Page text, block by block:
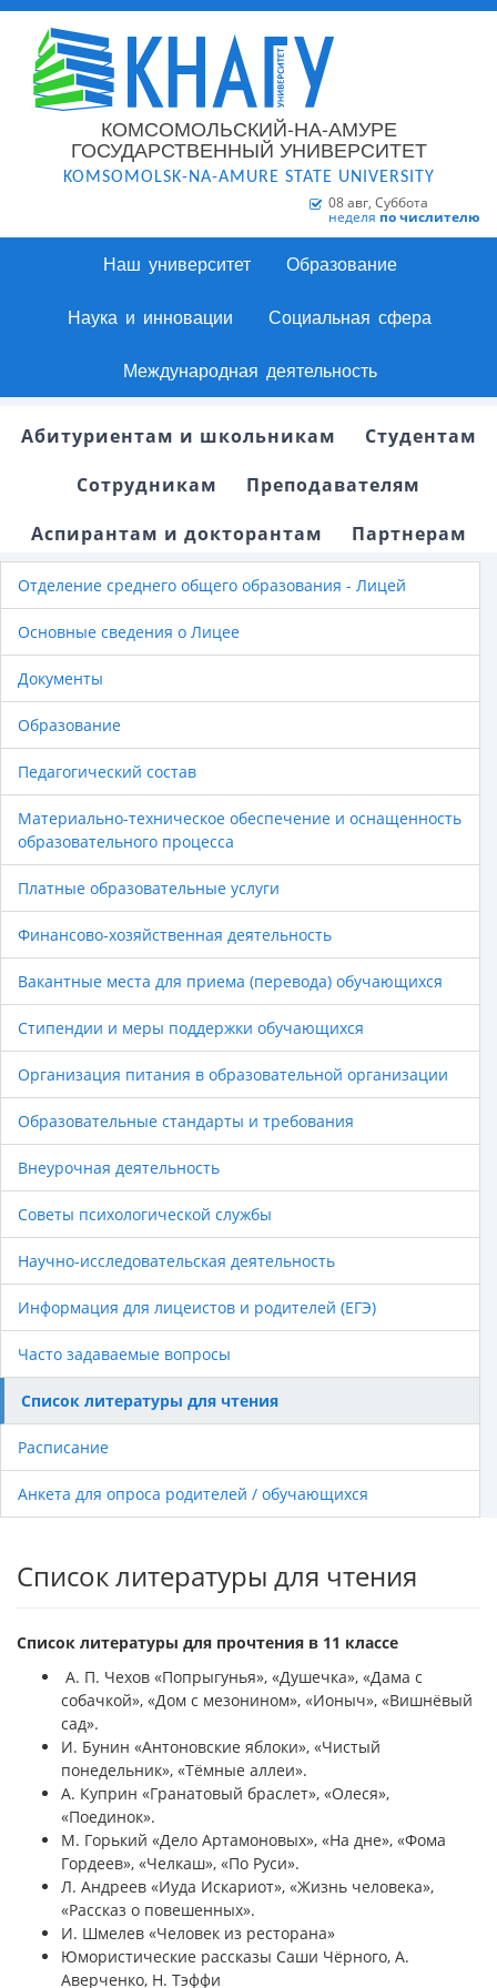
КОМСОМОЛЬСКИЙ-НА-АМУРЕ
ГОСУДАРСТВЕННЫЙ УНИВЕРСИТЕТ
KOMSOMOLSK-NA-AMURE STATE UNIVERSITY
08 авг, Суббота
неделя по числителю
Наш университет Образование
Наука и инновации Социальная сфера
Международная деятельность
Абитуриентам и школьникам
Студентам
Сотрудникам
Преподавателям
Аспирантам и докторантам
Партнерам
Отделение среднего общего образования - Лицей
Основные сведения о Лицее
Документы
Образование
Педагогический состав
Материально-техническое обеспечение и оснащенность
образовательного процесса
Платные образовательные услуги
Финансово-хозяйственная деятельность
Вакантные места для приема (перевода) обучающихся
Стипендии и меры поддержки обучающихся
Организация питания в образовательной организации
Образовательные стандарты и требования
Внеурочная деятельность
Советы психологической службы
Научно-исследовательская деятельность
Информация для лицеистов и родителей (ЕГЭ)
Часто задаваемые вопросы
Список литературы для чтения
Расписание
Анкета для опроса родителей / обучающихся
Список литературы для чтения
Список литературы для прочтения в 11 классе
А. П. Чехов «Попрыгунья», «Душечка», «Дама с
собачкой», «Дом с мезонином», «Ионыч», «Вишнёвый
сад».
И. Бунин «Антоновские яблоки», «Чистый
понедельник», «Тёмные аллеи».
А. Куприн «Гранатовый браслет», «Олеся»,
«Поединок».
М. Горький «Дело Артамоновых», «На дне», «Фома
Гордеев», «Челкаш», «По Руси».
Л. Андреев «Иуда Искариот», «Жизнь человека»,
«Рассказ о повешенных».
И. Шмелев «Человек из ресторана»
Юмористические рассказы Саши Чёрного, А.
Аверченко, Н. Тэффи